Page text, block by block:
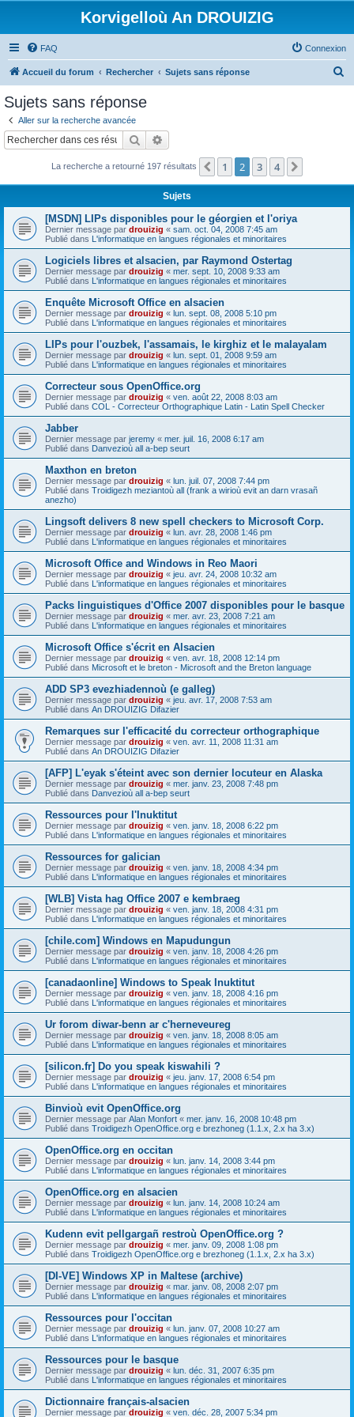
Korvigelloù An DROUIZIG
FAQ Connexion
Accueil du forum Rechercher Sujets sans réponse
c
Sujets sans réponse
Aller sur la recherche avancée
Rechercher
La recherche a retourné 197 résultats Précédent
1 2 3 4
Sujets
[MSDN] LIPs disponibles pour le géorgien et l'oriya
Dernier message par drouizig « sam. oct. 04, 2008 7:45 am
Publié dans L'informatique en langues régionales et minoritaires
Logiciels libres et alsacien, par Raymond Ostertag
Dernier message par drouizig « mer. sept. 10, 2008 9:33 am
Publié dans L'informatique en langues régionales et minoritaires
Enquête Microsoft Office en alsacien
Dernier message par drouizig « lun. sept. 08, 2008 5:10 pm
Publié dans L'informatique en langues régionales et minoritaires
LIPs pour l'ouzbek, l'assamais, le kirghiz et le malayalam
Dernier message par drouizig « lun. sept. 01, 2008 9:59 am
Publié dans L'informatique en langues régionales et minoritaires
Correcteur sous OpenOffice.org
Dernier message par drouizig « ven. août 22, 2008 8:03 am
Publié dans COL - Correcteur Orthographique Latin - Latin Spell Checker
Jabber
Dernier message par jeremy « mer. juil. 16, 2008 6:17 am
Publié dans Danvezioù all a-bep seurt
Maxthon en breton
Dernier message par drouizig « lun. juil. 07, 2008 7:44 pm
Publié dans Troidigezh meziantoù all (frank a wirioù evit an darn vrasañ
anezho)
Lingsoft delivers 8 new spell checkers to Microsoft Corp.
Dernier message par drouizig « lun. avr. 28, 2008 1:46 pm
Publié dans L'informatique en langues régionales et minoritaires
Microsoft Office and Windows in Reo Maori
Dernier message par drouizig « jeu. avr. 24, 2008 10:32 am
Publié dans L'informatique en langues régionales et minoritaires
Packs linguistiques d'Office 2007 disponibles pour le basque
Dernier message par drouizig « mer. avr. 23, 2008 7:21 am
Publié dans L'informatique en langues régionales et minoritaires
Microsoft Office s'écrit en Alsacien
Dernier message par drouizig « ven. avr. 18, 2008 12:14 pm
Publié dans Microsoft et le breton - Microsoft and the Breton language
ADD SP3 evezhiadennoù (e galleg)
Dernier message par drouizig « jeu. avr. 17, 2008 7:53 am
Publié dans An DROUIZIG Difazier
Remarques sur l'efficacité du correcteur orthographique
Dernier message par drouizig « ven. avr. 11, 2008 11:31 am
Publié dans An DROUIZIG Difazier
[AFP] L'eyak s'éteint avec son dernier locuteur en Alaska
Dernier message par drouizig « mer. janv. 23, 2008 7:48 pm
Publié dans Danvezioù all a-bep seurt
Ressources pour l'Inuktitut
Dernier message par drouizig « ven. janv. 18, 2008 6:22 pm
Publié dans L'informatique en langues régionales et minoritaires
Ressources for galician
Dernier message par drouizig « ven. janv. 18, 2008 4:34 pm
Publié dans L'informatique en langues régionales et minoritaires
[WLB] Vista hag Office 2007 e kembraeg
Dernier message par drouizig « ven. janv. 18, 2008 4:31 pm
Publié dans L'informatique en langues régionales et minoritaires
[chile.com] Windows en Mapudungun
Dernier message par drouizig « ven. janv. 18, 2008 4:26 pm
Publié dans L'informatique en langues régionales et minoritaires
[canadaonline] Windows to Speak Inuktitut
Dernier message par drouizig « ven. janv. 18, 2008 4:16 pm
Publié dans L'informatique en langues régionales et minoritaires
Ur forom diwar-benn ar c'herneveureg
Dernier message par drouizig « ven. janv. 18, 2008 8:05 am
Publié dans L'informatique en langues régionales et minoritaires
[silicon.fr] Do you speak kiswahili ?
Dernier message par drouizig « jeu. janv. 17, 2008 6:54 pm
Publié dans L'informatique en langues régionales et minoritaires
Binvioù evit OpenOffice.org
Dernier message par Alan Monfort « mer. janv. 16, 2008 10:48 pm
Publié dans Troidigezh OpenOffice.org e brezhoneg (1.1.x, 2.x ha 3.x)
OpenOffice.org en occitan
Dernier message par drouizig « lun. janv. 14, 2008 3:44 pm
Publié dans L'informatique en langues régionales et minoritaires
OpenOffice.org en alsacien
Dernier message par drouizig « lun. janv. 14, 2008 10:24 am
Publié dans L'informatique en langues régionales et minoritaires
Kudenn evit pellgargañ restroù OpenOffice.org ?
Dernier message par drouizig « mer. janv. 09, 2008 1:08 pm
Publié dans Troidigezh OpenOffice.org e brezhoneg (1.1.x, 2.x ha 3.x)
[DI-VE] Windows XP in Maltese (archive)
Dernier message par drouizig « mar. janv. 08, 2008 2:07 pm
Publié dans L'informatique en langues régionales et minoritaires
Ressources pour l'occitan
Dernier message par drouizig « lun. janv. 07, 2008 10:27 am
Publié dans L'informatique en langues régionales et minoritaires
Ressources pour le basque
Dernier message par drouizig « lun. déc. 31, 2007 6:35 pm
Publié dans L'informatique en langues régionales et minoritaires
Dictionnaire français-alsacien
Dernier message par drouizig « ven. déc. 28, 2007 5:34 pm